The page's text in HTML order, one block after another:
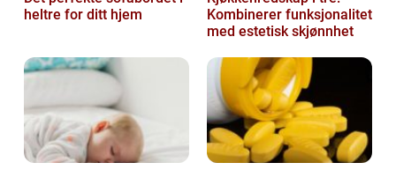
heltre for ditt hjem
Kombinerer funksjonalitet
med estetisk skjønnhet